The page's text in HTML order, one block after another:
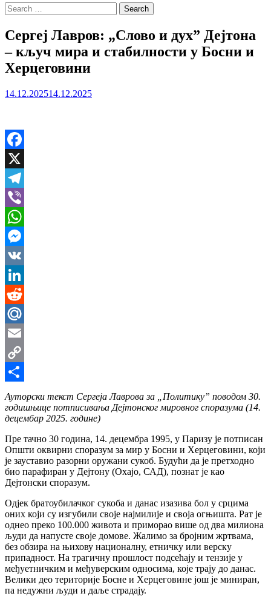
Search
for:
Сергеј Лавров: „Слово и дух” Дејтона
– кључ мира и стабилности у Босни и
Херцеговини
14.12.202514.12.2025
Facebook
X
Telegram
Viber
WhatsApp
Messenger
VK
LinkedIn
Reddit
Mail.Ru
Email
Copy
Link
Share
Ауторски текст Сергеја Лаврова за „Политику” поводом 30.
годишњице потписивања Дејтонског мировног споразума (14.
децембар 2025. године)
Пре тачно 30 година, 14. децембра 1995, у Паризу је потписан
Општи оквирни споразум за мир у Босни и Херцеговини, који
је зауставио разорни оружани сукоб. Будући да је претходно
био парафиран у Дејтону (Охајо, САД), познат је као
Дејтонски споразум.
Одјек братоубилачког сукоба и данас изазива бол у срцима
оних који су изгубили своје најмилије и своја огњишта. Рат је
однео преко 100.000 живота и приморао више од два милиона
људи да напусте своје домове. Жалимо за бројним жртвама,
без обзира на њихову националну, етничку или верску
припадност. На трагичну прошлост подсећају и тензије у
међуетничким и међуверским односима, које трају до данас.
Велики део територије Босне и Херцеговине још је миниран,
па недужни људи и даље страдају.